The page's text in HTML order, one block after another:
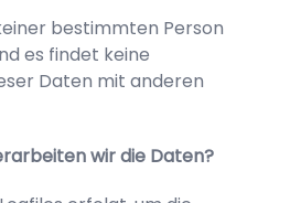
bestimmten Person
es findet keine
Daten mit anderen
wir die Daten?